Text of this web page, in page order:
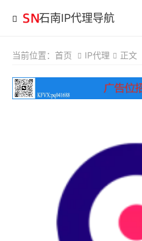
石南IP代理导航
当前位置： 首页 IP代理 正文